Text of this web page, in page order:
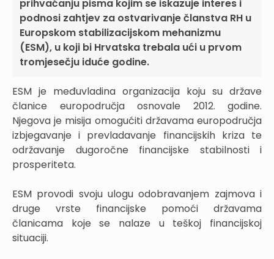
prihvaćanju pisma kojim se iskazuje interes i
podnosi zahtjev za ostvarivanje članstva RH u
Europskom stabilizacijskom mehanizmu
(ESM), u koji bi Hrvatska trebala ući u prvom
tromjesečju iduće godine.
ESM je međuvladina organizacija koju su države
članice europodručja osnovale 2012. godine.
Njegova je misija omogućiti državama europodručja
izbjegavanje i prevladavanje financijskih kriza te
održavanje dugoročne financijske stabilnosti i
prosperiteta.
ESM provodi svoju ulogu odobravanjem zajmova i
druge vrste financijske pomoći državama
članicama koje se nalaze u teškoj financijskoj
situaciji.